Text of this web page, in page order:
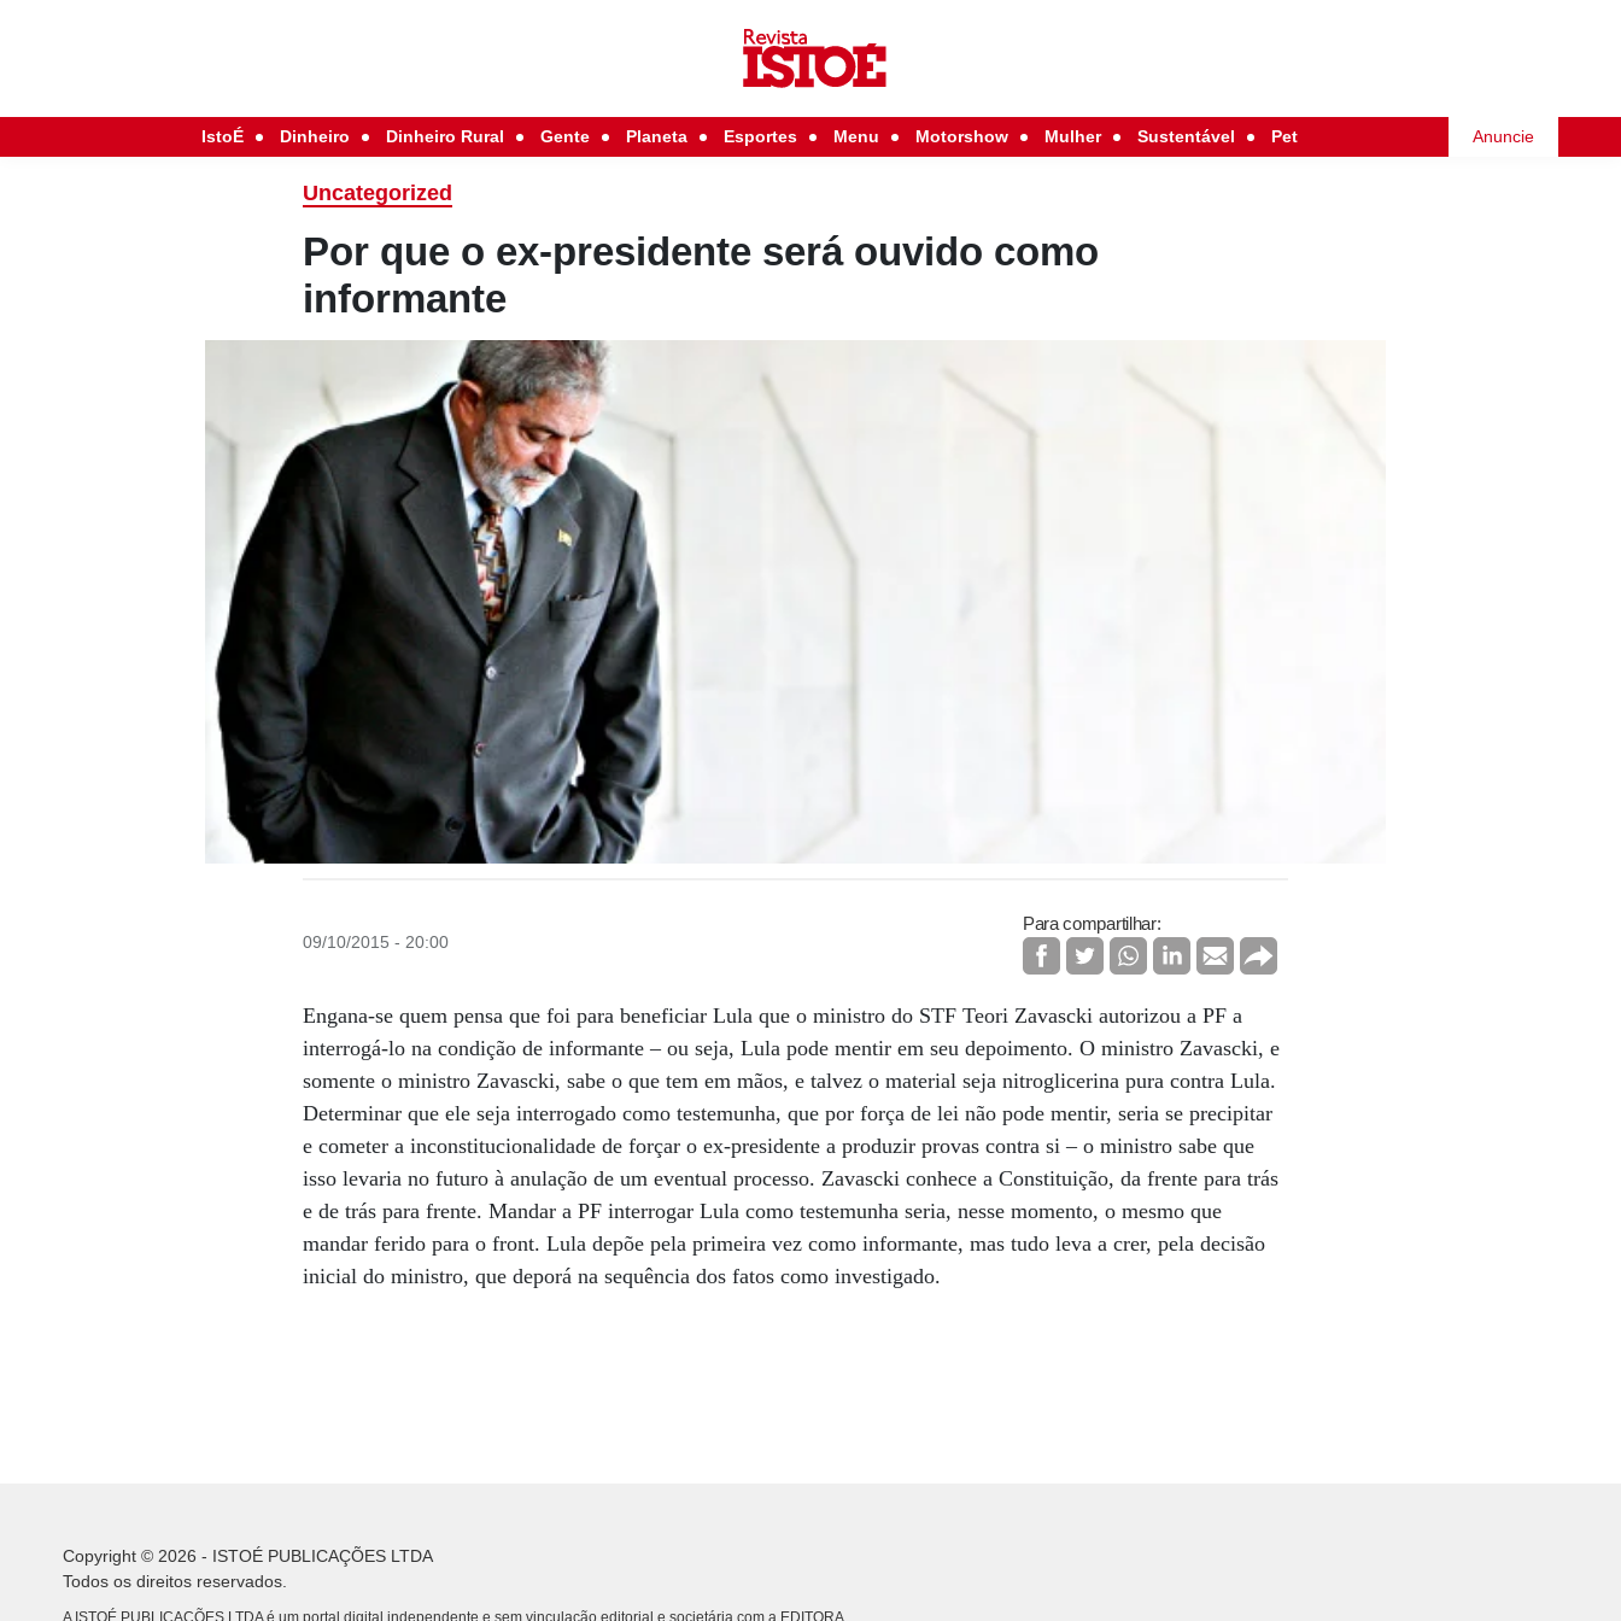
IstoÉ Dinheiro Dinheiro Rural Gente Planeta Esportes Menu Motorshow Mulher Sustentável Pet Anuncie
Uncategorized
Por que o ex-presidente será ouvido como
informante
09/10/2015 - 20:00
Para compartilhar:
Engana-se quem pensa que foi para beneficiar Lula que o ministro do STF Teori Zavascki autorizou a PF a
interrogá-lo na condição de informante – ou seja, Lula pode mentir em seu depoimento. O ministro Zavascki, e
somente o ministro Zavascki, sabe o que tem em mãos, e talvez o material seja nitroglicerina pura contra Lula.
Determinar que ele seja interrogado como testemunha, que por força de lei não pode mentir, seria se precipitar
e cometer a inconstitucionalidade de forçar o ex-presidente a produzir provas contra si – o ministro sabe que
isso levaria no futuro à anulação de um eventual processo. Zavascki conhece a Constituição, da frente para trás
e de trás para frente. Mandar a PF interrogar Lula como testemunha seria, nesse momento, o mesmo que
mandar ferido para o front. Lula depõe pela primeira vez como informante, mas tudo leva a crer, pela decisão
inicial do ministro, que deporá na sequência dos fatos como investigado.
Copyright © 2026 - ISTOÉ PUBLICAÇÕES LTDA
Todos os direitos reservados.
A ISTOÉ PUBLICAÇÕES LTDA é um portal digital independente e sem vinculação editorial e societária com a EDITORA